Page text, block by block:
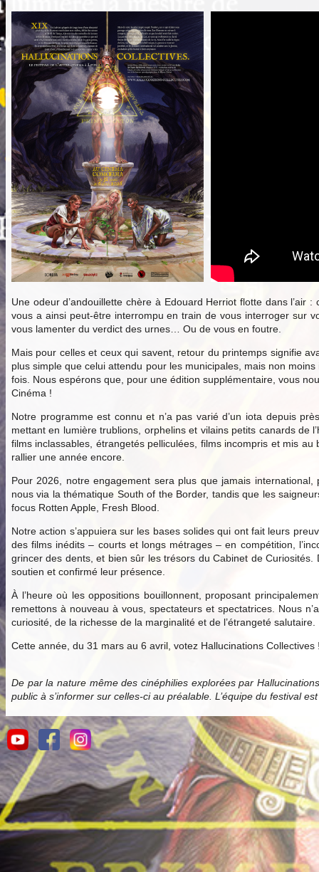
Une odeur d’andouillette chère à Edouard Herriot flotte dans
vous a ainsi peut-être interrompu en train de vous interroger sur
vous lamenter du verdict des urnes… Ou de vous en foutre.
Mais pour celles et ceux qui savent, retour du printemps signifie
plus simple que celui attendu pour les municipales, mais non
fois. Nous espérons que, pour une édition supplémentaire, vous
Cinéma !
Notre programme est connu et n’a pas varié d’un iota depuis
mettant en lumière trublions, orphelins et vilains petits canards de
films inclassables, étrangetés pelliculées, films incompris et mis
rallier une année encore.
Pour 2026, notre engagement sera plus que jamais
nous via la thématique South of the Border, tandis que les
focus Rotten Apple, Fresh Blood.
Notre action s’appuiera sur les bases solides qui ont fait leurs
des films inédits – courts et longs métrages – en compétition,
grincer des dents, et bien sûr les trésors du Cabinet de
soutien et confirmé leur présence.
À l’heure où les oppositions bouillonnent, proposant
remettons à nouveau à vous, spectateurs et spectatrices. Nous
curiosité, de la richesse de la marginalité et de l’étrangeté salutaire.
Cette année, du 31 mars au 6 avril, votez Hallucinations Collectives
De par la nature même des cinéphilies explorées par
public à s’informer sur celles-ci au préalable. L’équipe du festival